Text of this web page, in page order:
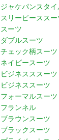
ジャケパンスタイ
スリーピーススー
スーツ
ダブルスーツ
チェック柄スーツ
ネイビースーツ
ビジネスススーツ
ビジネススーツ
フォーマルスーツ
フランネル
ブラウンスーツ
ブラックスーツ